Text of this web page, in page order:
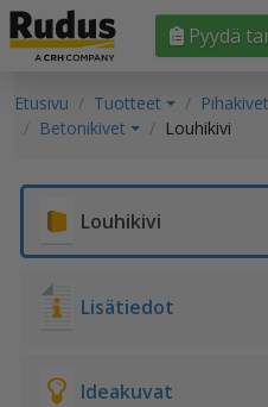
Pyydä
Etusivu Tuotteet
Betonikivet
Louhikivi
Louhikivi
Lisätiedot
Ideakuvat